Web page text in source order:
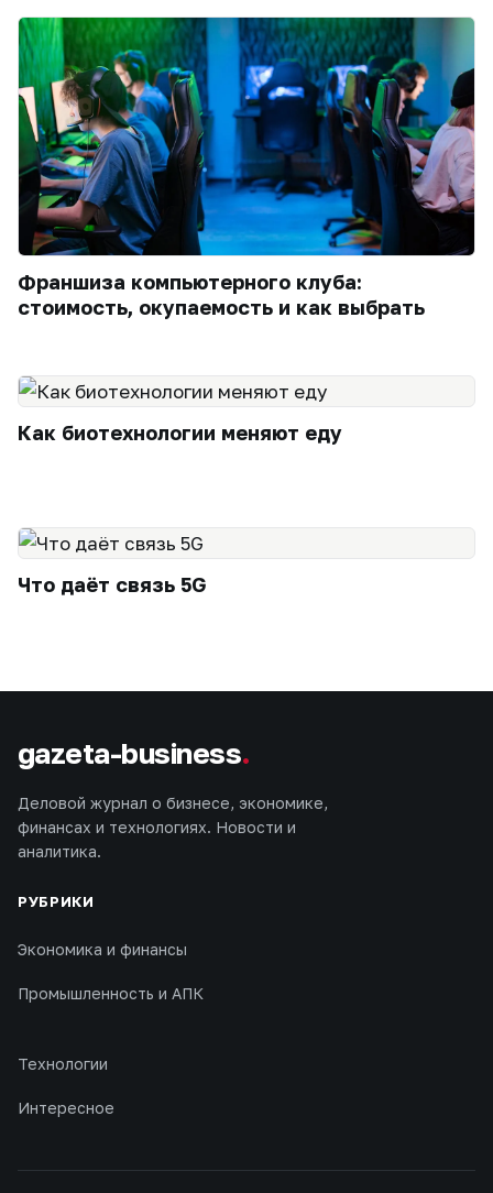
Франшиза компьютерного клуба:
стоимость, окупаемость и как выбрать
Как биотехнологии меняют еду
Что даёт связь 5G
gazeta-business.
Деловой журнал о бизнесе, экономике,
финансах и технологиях. Новости и
аналитика.
РУБРИКИ
Экономика и финансы
Промышленность и АПК
Технологии
Интересное